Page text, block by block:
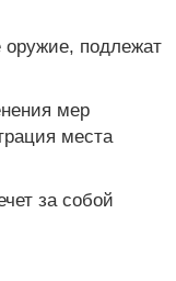
оружие, подлежат
мер
места
за собой